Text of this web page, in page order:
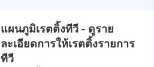
แผนภูมิเรตติ้งทีวี - ดูราย
ละเอียดการให้เรตติ้งรายการ
ทีวี